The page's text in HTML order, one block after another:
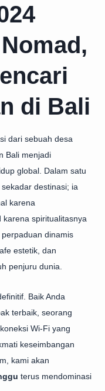
di Bali
dari sebuah desa
Bali menjadi
global. Dalam satu
destinasi; ia
karena
spiritualitasnya
dinamis
estetik, dan
penjuru dunia.
Baik Anda
terbaik, seorang
Wi-Fi yang
keseimbangan
kami akan
terus mendominasi